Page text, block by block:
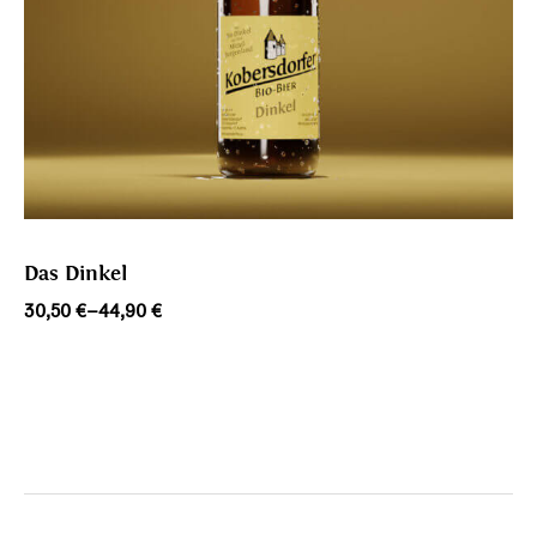
Das Dinkel
30,50 €–44,90 €
Preisspanne: